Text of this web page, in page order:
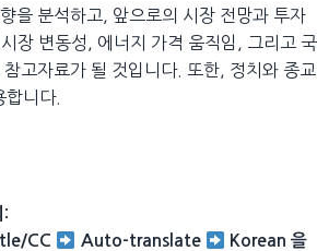
을 분석하고, 앞으로의 시장 전망과 투자
장 변동성, 에너지 가격 움직임, 그리고 국
고자료가 될 것입니다. 또한, 정치와 종
니다.
:
CC
Auto-translate
Korean 을